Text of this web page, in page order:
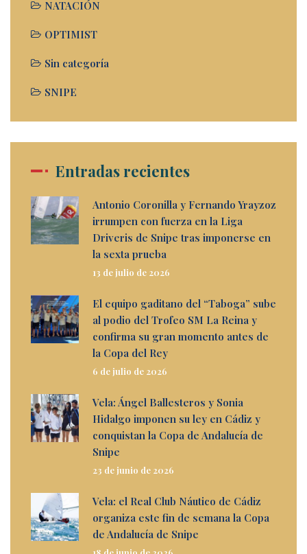
NATACIÓN
OPTIMIST
Sin categoría
SNIPE
Entradas recientes
Antonio Coronilla y Fernando Yrayzoz
irrumpen con fuerza en la Liga
Driveris de Snipe tras imponerse en
la sexta prueba
13 de julio de 2026
El equipo gaditano del “Taboga” sube
al podio del Trofeo SM La Reina y
confirma su gran momento antes de
la Copa del Rey
6 de julio de 2026
Vela: Ángel Ballesteros y Sonia
Hidalgo imponen su ley en Cádiz y
conquistan la Copa de Andalucía de
Snipe
23 de junio de 2026
Vela: el Real Club Náutico de Cádiz
organiza este fin de semana la Copa
de Andalucía de Snipe